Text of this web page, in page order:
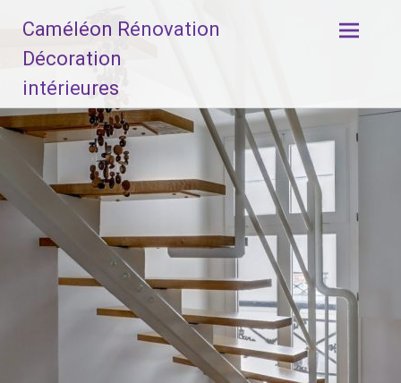
contenu
Caméléon Rénovation
Décoration
intérieures